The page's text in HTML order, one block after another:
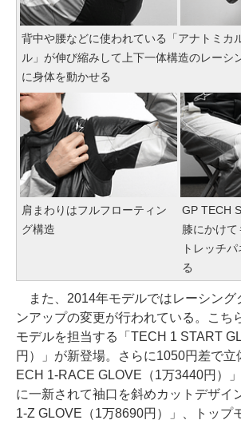
背中や腰などに使われている「アナトミカ
ル」が伸び縮みして上下一体構造のレーシ
に身体を動かせる
肩まわりはフルフローティン
グ構造
GP TECH
膝にかけて
トレッチ
る
また、2014年モデルではレーシング
ンアップの変更が行われている。こち
モデルを担当する「TECH 1 START
円）」が新登場。さらに1050円差で立
ECH 1-RACE GLOVE（1万3440円）
に一新されて袖口を斜めカットデザイ
1-Z GLOVE（1万8690円）」、トップ